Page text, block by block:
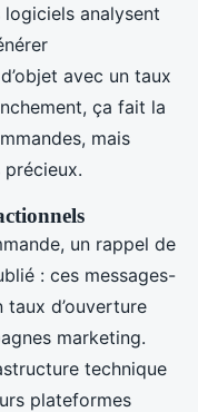
analysent
avec un taux
ça fait la
mais
précieux.
un rappel de
: ces messages-
d’ouverture
marketing.
technique
plateformes